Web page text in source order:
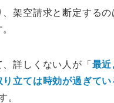
架空請求と断定するの
詳しくない人が「 最近
立ては時効が過ぎて
。